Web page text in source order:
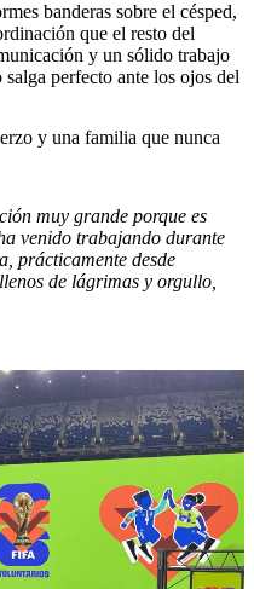
banderas sobre el césped,
que el resto del
y un sólido trabajo
perfecto ante los ojos del
y una familia que nunca
muy grande porque es
venido trabajando durante
prácticamente desde
de lágrimas y orgullo,